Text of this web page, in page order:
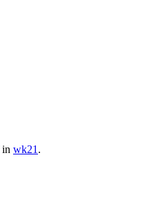
in wk21 .